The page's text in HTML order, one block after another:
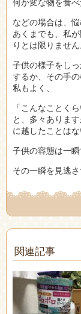
などの場合は、
あくまでも、私
りとは限りません
子供の様子をし
するか、その手
私もよく、
「こんなことく
と、多々ありま
に越したことは
子供の容態は一
その一瞬を見逃
関連記事